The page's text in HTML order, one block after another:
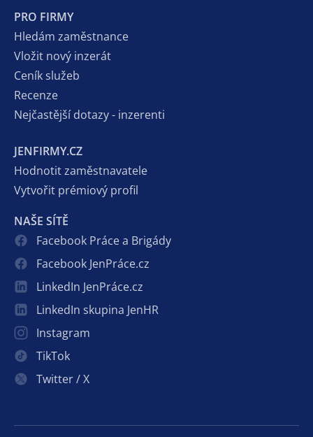
PRO FIRMY
Hledám zaměstnance
Vložit nový inzerát
Ceník služeb
Recenze
Nejčastější dotazy - inzerenti
JENFIRMY.CZ
Hodnotit zaměstnavatele
Vytvořit prémiový profil
NAŠE SÍTĚ
Facebook Práce a Brigády
Facebook JenPráce.cz
LinkedIn JenPráce.cz
LinkedIn skupina JenHR
Instagram
TikTok
Twitter / X